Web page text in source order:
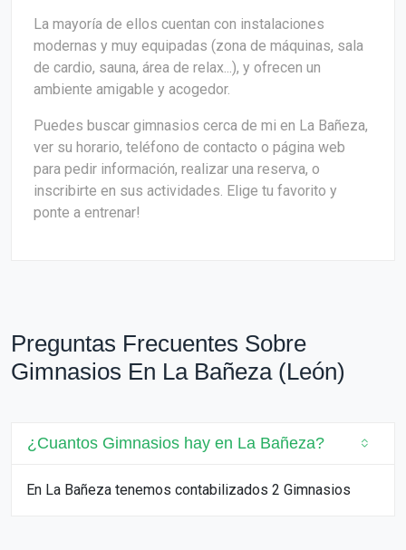
La mayoría de ellos cuentan con instalaciones
modernas y muy equipadas (zona de máquinas, sala
de cardio, sauna, área de relax...), y ofrecen un
ambiente amigable y acogedor.
Puedes buscar gimnasios cerca de mi en La Bañeza,
ver su horario, teléfono de contacto o página web
para pedir información, realizar una reserva, o
inscribirte en sus actividades. Elige tu favorito y
ponte a entrenar!
Preguntas Frecuentes Sobre
Gimnasios En La Bañeza (León)
¿Cuantos Gimnasios hay en La Bañeza?
En La Bañeza tenemos contabilizados 2 Gimnasios